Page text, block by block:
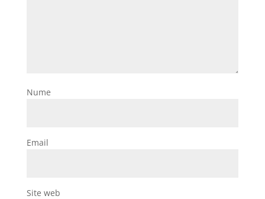
Nume
Email
Site web